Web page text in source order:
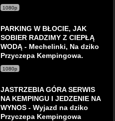
1080p
PARKING W BŁOCIE, JAK
SOBIER RADZIMY Z CIEPŁĄ
WODĄ - Mechelinki, Na dziko
Przyczepa Kempingowa.
1080p
JASTRZEBIA GÓRA SERWIS
NA KEMPINGU I JEDZENIE NA
WYNOS - Wyjazd na dziko
Przyczepa Kempingowa